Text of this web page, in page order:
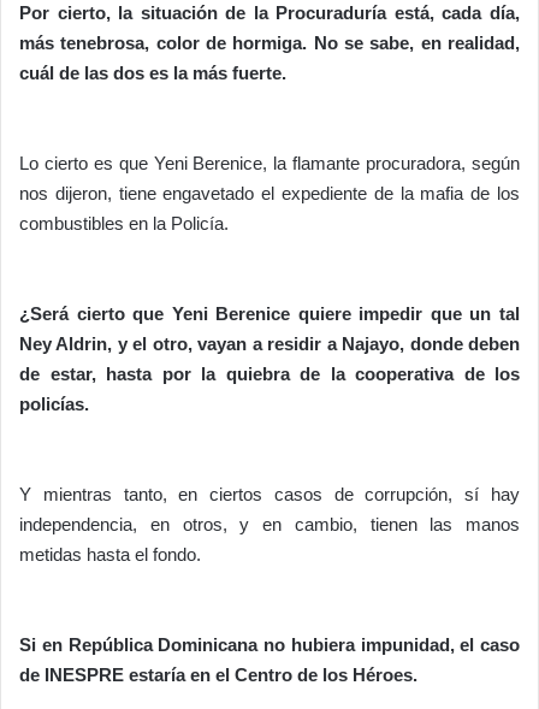
Por cierto, la situación de la Procuraduría está, cada día,
más tenebrosa, color de hormiga. No se sabe, en realidad,
cuál de las dos es la más fuerte.
Lo cierto es que Yeni Berenice, la flamante procuradora, según
nos dijeron, tiene engavetado el expediente de la mafia de los
combustibles en la Policía.
¿Será cierto que Yeni Berenice quiere impedir que un tal
Ney Aldrin, y el otro, vayan a residir a Najayo, donde deben
de estar, hasta por la quiebra de la cooperativa de los
policías.
Y mientras tanto, en ciertos casos de corrupción, sí hay
independencia, en otros, y en cambio, tienen las manos
metidas hasta el fondo.
Si en República Dominicana no hubiera impunidad, el caso
de INESPRE estaría en el Centro de los Héroes.